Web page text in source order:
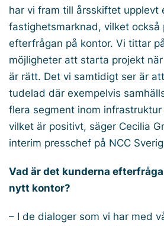
har vi fram till årsskiftet upplevt
fastighetsmarknad, vilket också
efterfrågan på kontor. Vi tittar
möjligheter att starta projekt
är rätt. Det vi samtidigt ser är
tudelad där exempelvis
flera segment inom
vilket är positivt, säger Cecilia
interim presschef på NCC
Vad är det kunderna
nytt kontor?
– I de dialoger som vi har med